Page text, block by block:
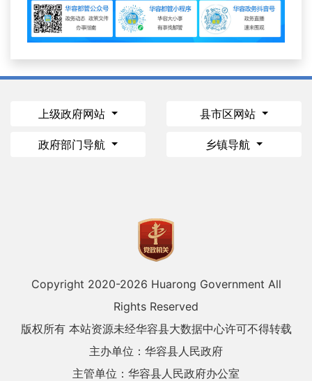
上级政府网站 县市区网站
政府部门导航 乡镇导航
Copyright 2020-2026 Huarong Government All
Rights Reserved
版权所有 本站资源未经华容县大数据中心许可不得转载
主办单位：华容县人民政府
主管单位：华容县人民政府办公室